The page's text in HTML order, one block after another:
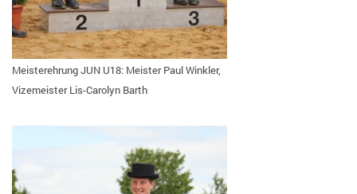
Meisterehrung JUN U18: Meister Paul Winkler,
Vizemeister Lis-Carolyn Barth